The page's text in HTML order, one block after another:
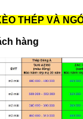
THÉP VÀ
hàng